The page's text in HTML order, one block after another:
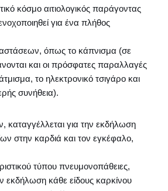
κόσμο αιτιολογικός παράγοντας
για ένα πλήθος
όπως το κάπνισμα (σε
και οι πρόσφατες παραλλαγές
το ηλεκτρονικό τσιγάρο και
συνήθεια).
καταγγέλλεται για την εκδήλωση
στην καρδιά και τον εγκέφαλο,
τύπου πνευμονοπάθειες,
εκδήλωση κάθε είδους καρκίνου